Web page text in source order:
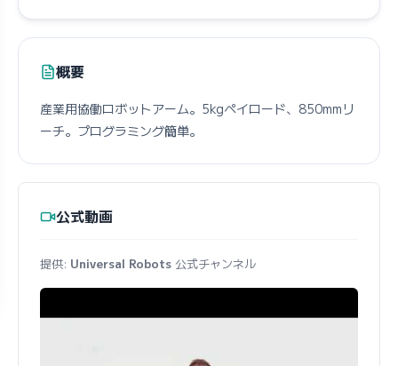
概要
産業用協働ロボットアーム。5kgペイロード、850mmリ
ーチ。プログラミング簡単。
公式動画
提供: Universal Robots 公式チャンネル